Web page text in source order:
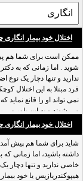
اختلال خود بیمار
ممکن است برای شما هم
شوید . اما زمانی که به
ندارید و تنها دچار یک نوع
فرد مبتلا به این اختلال
نمی تواند او را قانع
می شوند و به این باور می
خود بی
اختلال خود بیمار
شاید برای شما هم پیش
داشته باشید، اما زمانی
خاصی ندارید و تنها دچار
هیپوکندریازیس یا خود